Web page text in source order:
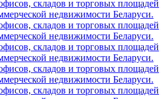
складов и торговых площадей
недвижимости Беларуси.
складов и торговых площадей
недвижимости Беларуси.
складов и торговых площадей
недвижимости Беларуси.
складов и торговых площадей
недвижимости Беларуси.
складов и торговых площадей